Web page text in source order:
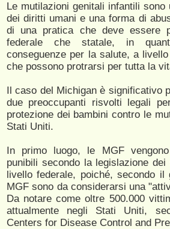
Le mutilazioni genitali infantili sono
dei diritti umani e una forma di
di una pratica che deve essere
federale che statale, in
conseguenze per la salute, a
che possono protrarsi per tutta la
Il caso del Michigan è significativo
due preoccupanti risvolti legali
protezione dei bambini contro le
Stati Uniti.
In primo luogo, le MGF
punibili secondo la legislazione
livello federale, poiché, secondo il
MGF sono da considerarsi una
Da notare come oltre 500.000
attualmente negli Stati Uniti,
Centers for Disease Control and